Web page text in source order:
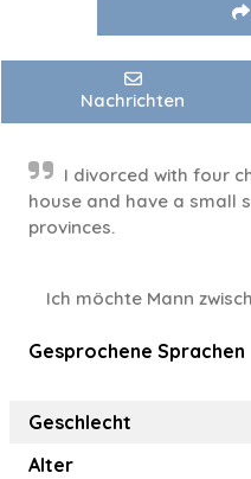
Nachrichten
I divorced with four
house and have a small
provinces.
Ich möchte Mann
Gesprochene Sprachen
Geschlecht
Alter